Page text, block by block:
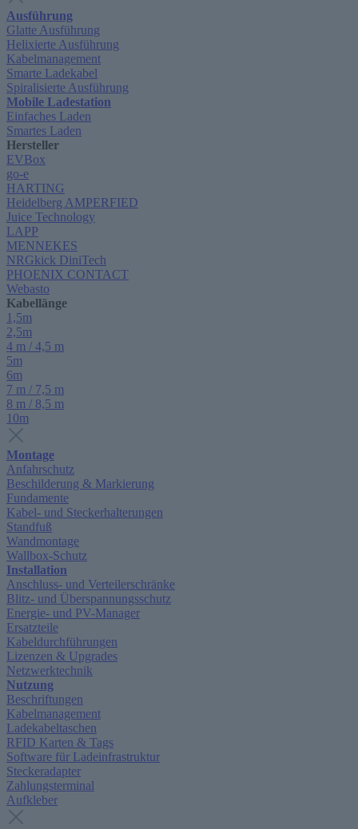
Ausführung
Glatte Ausführung
Helixierte Ausführung
Kabelmanagement
Smarte Ladekabel
Spiralisierte Ausführung
Mobile Ladestation
Einfaches Laden
Smartes Laden
Hersteller
EVBox
go-e
HARTING
Heidelberg AMPERFIED
Juice Technology
LAPP
MENNEKES
NRGkick DiniTech
PHOENIX CONTACT
Webasto
Kabellänge
1,5m
2,5m
4 m / 4,5 m
5m
6m
7 m / 7,5 m
8 m / 8,5 m
10m
Montage
Anfahrschutz
Beschilderung & Markierung
Fundamente
Kabel- und Steckerhalterungen
Standfuß
Wandmontage
Wallbox-Schutz
Installation
Anschluss- und Verteilerschränke
Blitz- und Überspannungsschutz
Energie- und PV-Manager
Ersatzteile
Kabeldurchführungen
Lizenzen & Upgrades
Netzwerktechnik
Nutzung
Beschriftungen
Kabelmanagement
Ladekabeltaschen
RFID Karten & Tags
Software für Ladeinfrastruktur
Steckeradapter
Zahlungsterminal
Aufkleber